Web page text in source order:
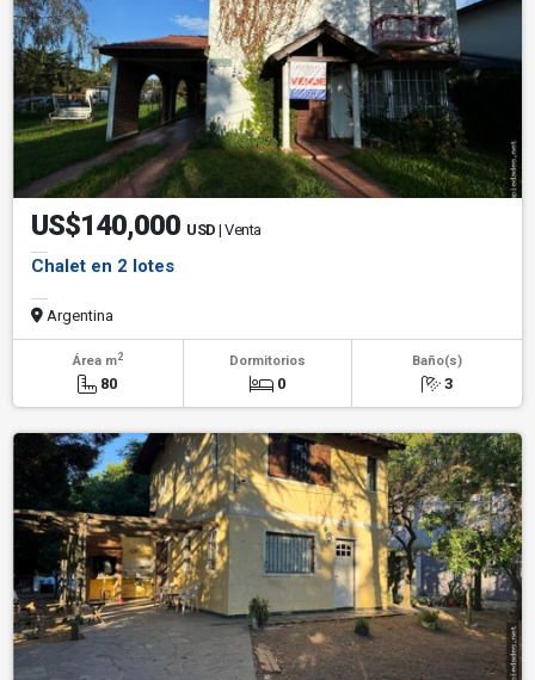
US$140,000 USD | Venta
Chalet en 2 lotes
Argentina
Área m2
80
Dormitorios
0
Baño(s)
3